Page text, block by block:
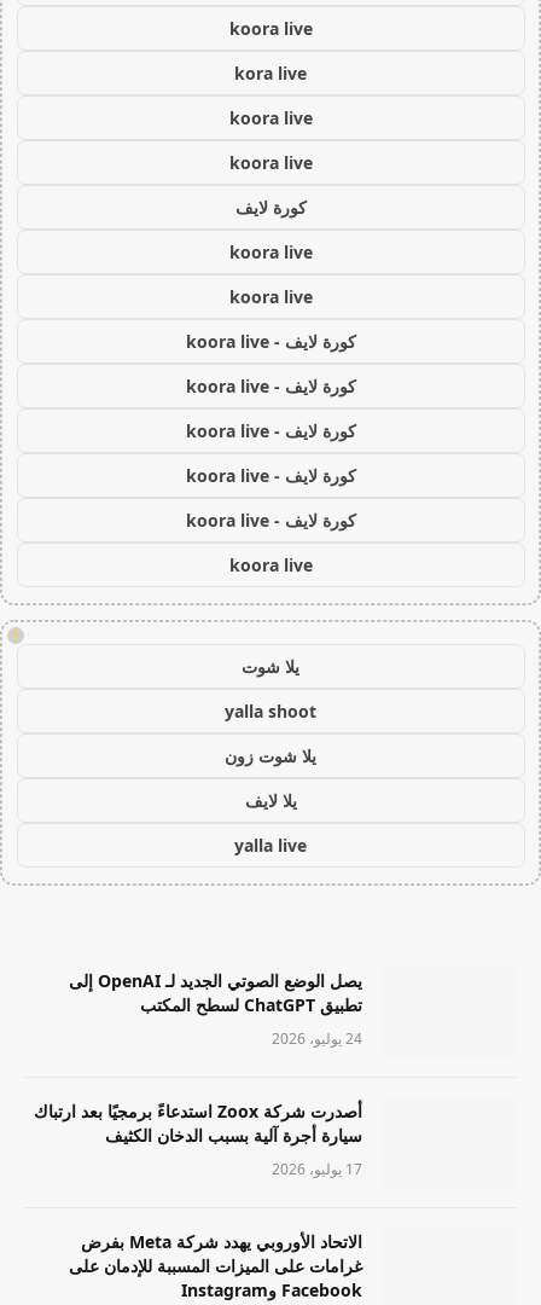
koora live
kora live
koora live
koora live
كورة لايف
koora live
koora live
كورة لايف - koora live
كورة لايف - koora live
كورة لايف - koora live
كورة لايف - koora live
كورة لايف - koora live
koora live
!
يلا شوت
yalla shoot
يلا شوت زون
يلا لايف
yalla live
يصل الوضع الصوتي الجديد لـ OpenAI إلى
تطبيق ChatGPT لسطح المكتب
24 يوليو، 2026
أصدرت شركة Zoox استدعاءً برمجيًا بعد ارتباك
سيارة أجرة آلية بسبب الدخان الكثيف
17 يوليو، 2026
الاتحاد الأوروبي يهدد شركة Meta بفرض
غرامات على الميزات المسببة للإدمان على
Facebook وInstagram